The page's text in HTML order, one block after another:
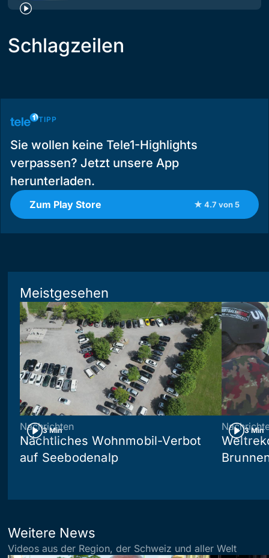
Schlagzeilen
TIPP
Sie wollen keine Tele1-Highlights
verpassen? Jetzt unsere App
herunterladen.
Zum Play Store ★ 4.7 von 5
Meistgesehen
3 Min
Nachrichten
Nächtliches Wohnmobil-Verbot
auf Seebodenalp
3 Min
Weitere News
Videos aus der Region, der Schweiz und aller Welt